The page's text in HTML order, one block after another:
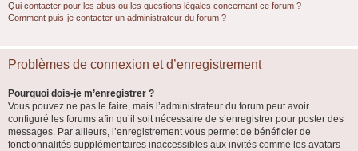
Qui contacter pour les abus ou les questions légales concernant ce forum ?
Comment puis-je contacter un administrateur du forum ?
Problèmes de connexion et d’enregistrement
Pourquoi dois-je m’enregistrer ?
Vous pouvez ne pas le faire, mais l’administrateur du forum peut avoir
configuré les forums afin qu’il soit nécessaire de s’enregistrer pour poster des
messages. Par ailleurs, l’enregistrement vous permet de bénéficier de
fonctionnalités supplémentaires inaccessibles aux invités comme les avatars